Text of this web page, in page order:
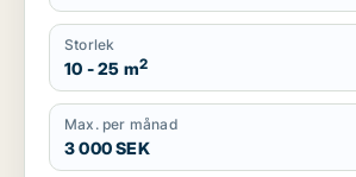
Storlek
10 - 25 m2
Max. per månad
3 000 SEK